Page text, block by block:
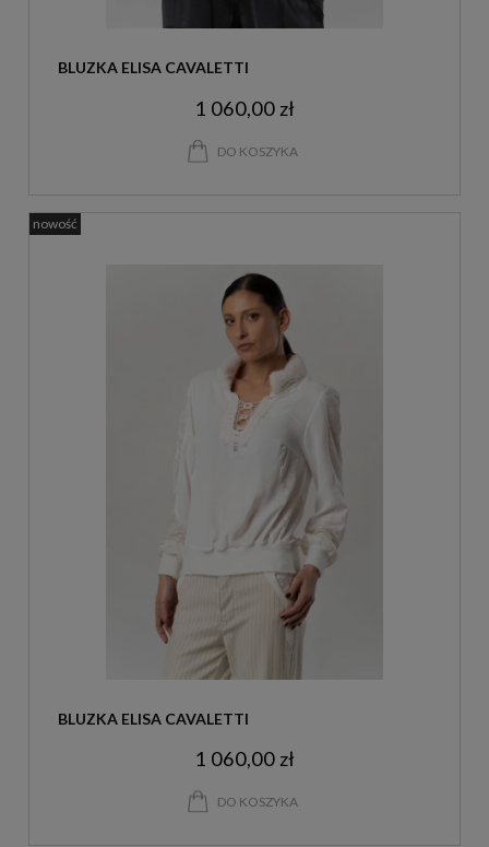
BLUZKA ELISA CAVALETTI
1 060,00 zł
DO KOSZYKA
BLUZKA ELISA CAVALETTI
1 060,00 zł
DO KOSZYKA
nowość